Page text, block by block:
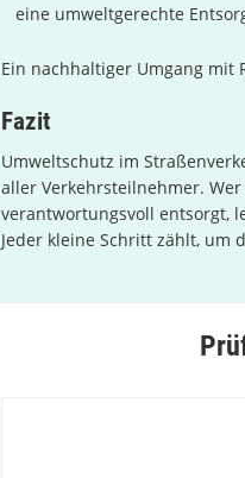
eine umweltgerechte
Ein nachhaltiger Umgang mit
Fazit
Umweltschutz im
aller Verkehrsteilnehmer.
verantwortungsvoll entsorgt,
Jeder kleine Schritt zählt, um